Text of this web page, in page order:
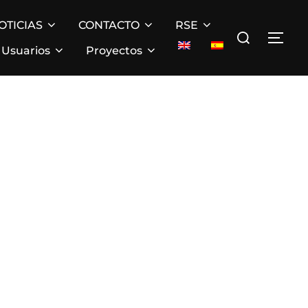
CONTACTO
RSE
Usuarios
Proyectos
Buscar: